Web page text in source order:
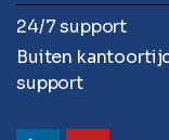
24/7 support
Buiten
support